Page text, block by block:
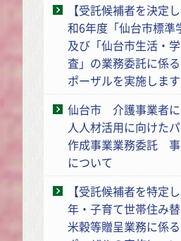
【受託候補者を決定
和6年度「仙台市標準
及び「仙台市生活・
査」の業務委託に係
ポーザルを実施します
仙台市 介護事業者
人人材活用に向けた
作成事業業務委託
について
【受託候補者を特定
年・子育て世帯住み
米穀等贈呈業務に係